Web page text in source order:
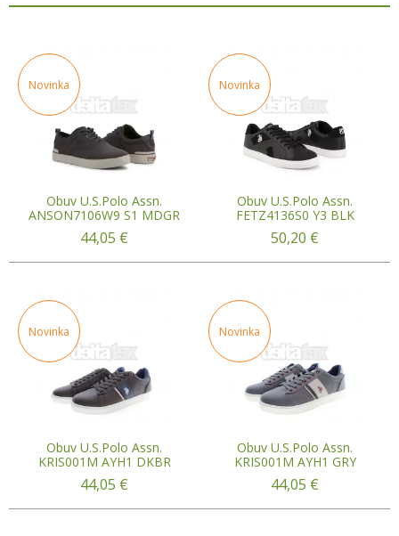
Novinka
Obuv U.S.Polo Assn.
ANSON7106W9 S1 MDGR
44,05 €
Novinka
Obuv U.S.Polo Assn.
FETZ4136S0 Y3 BLK
50,20 €
Novinka
Obuv U.S.Polo Assn.
KRIS001M AYH1 DKBR
44,05 €
Novinka
Obuv U.S.Polo Assn.
KRIS001M AYH1 GRY
44,05 €